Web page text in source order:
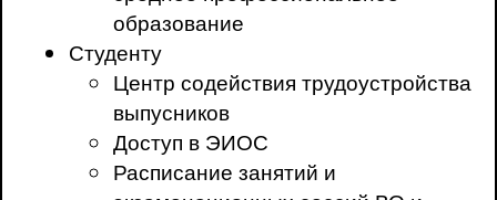
образование
Студенту
Центр содействия трудоустройства
выпусников
Доступ в ЭИОС
Расписание занятий и